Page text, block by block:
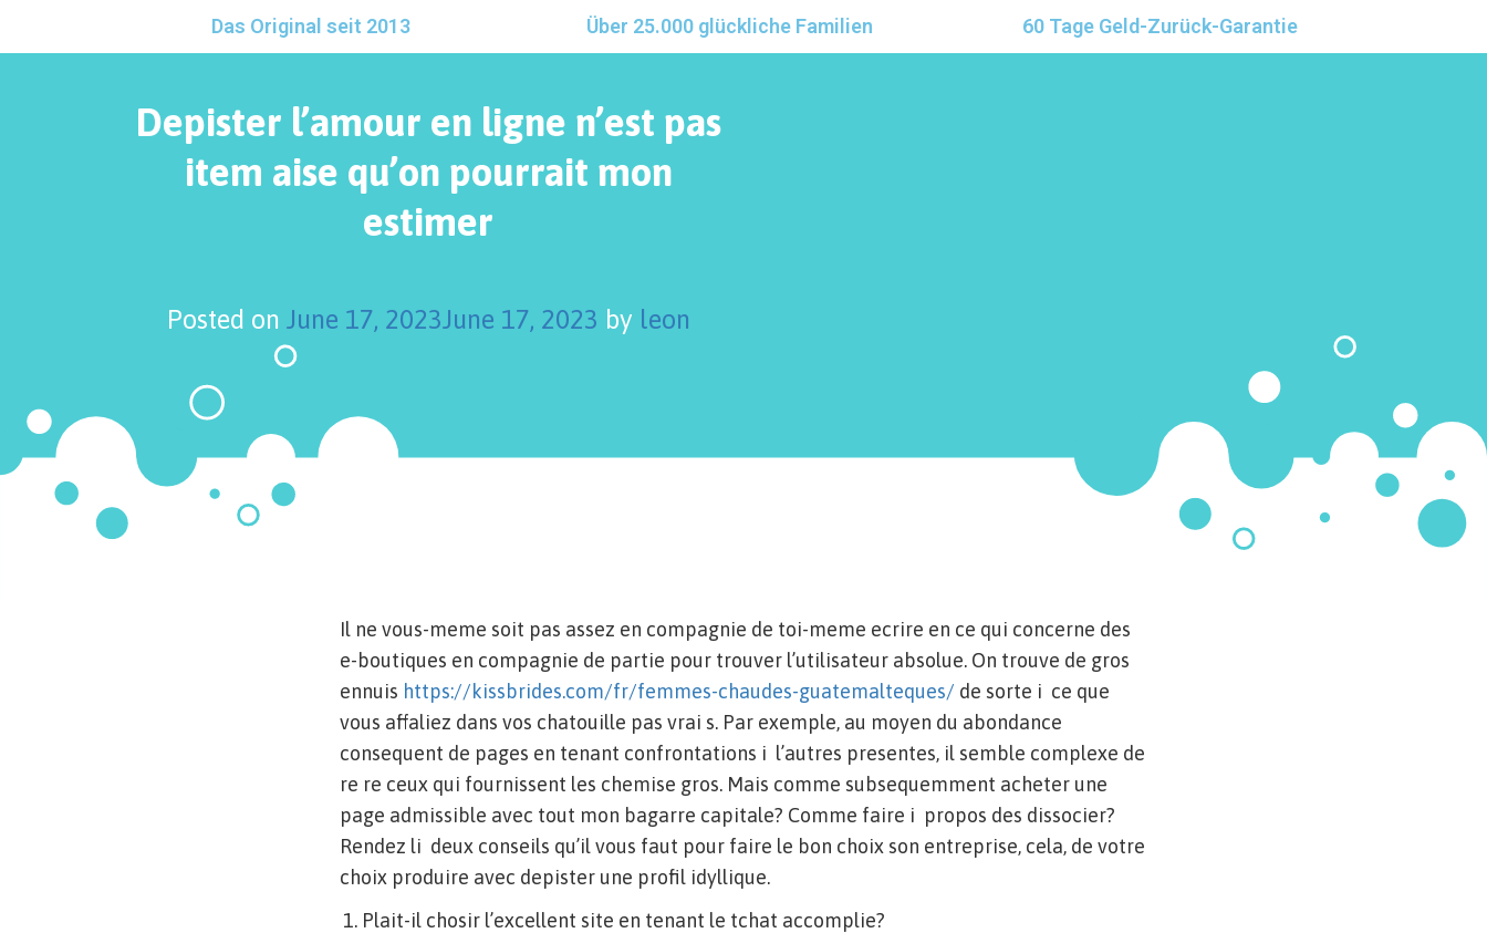
Das Original seit 2013 Über 25.000 glückliche Familien 60 Tage Geld-Zurück-Garantie
Depister l’amour en ligne n’est pas
item aise qu’on pourrait mon
estimer
Posted on June 17, 2023June 17, 2023 by leon
Il ne vous-meme soit pas assez en compagnie de toi-meme ecrire en ce qui concerne des
e-boutiques en compagnie de partie pour trouver l’utilisateur absolue. On trouve de gros
ennuis https://kissbrides.com/fr/femmes-chaudes-guatemalteques/ de sorte i ce que
vous affaliez dans vos chatouille pas vrai s. Par exemple, au moyen du abondance
consequent de pages en tenant confrontations i l’autres presentes, il semble complexe de
re re ceux qui fournissent les chemise gros. Mais comme subsequemment acheter une
page admissible avec tout mon bagarre capitale? Comme faire i propos des dissocier?
Rendez li deux conseils qu’il vous faut pour faire le bon choix son entreprise, cela, de votre
choix produire avec depister une profil idyllique.
Plait-il chosir l’excellent site en tenant le tchat accomplie?